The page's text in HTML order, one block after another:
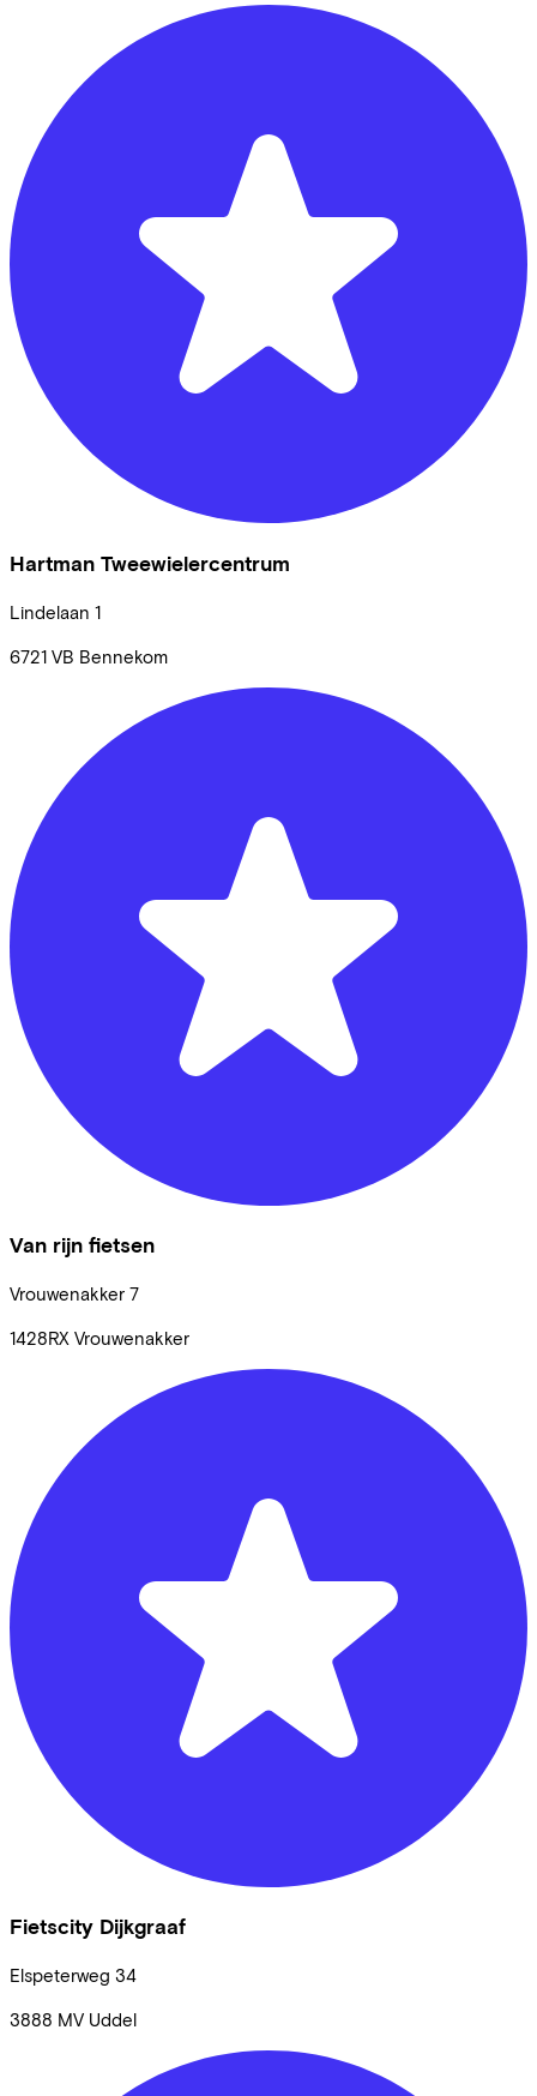
Hartman Tweewielercentrum
Lindelaan 1
6721 VB Bennekom
Van rijn fietsen
Vrouwenakker 7
1428RX Vrouwenakker
Fietscity Dijkgraaf
Elspeterweg 34
3888 MV Uddel